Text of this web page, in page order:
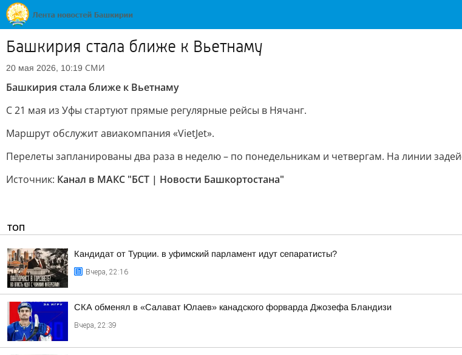
Башкирия стала ближе к Вьетнаму
20 мая 2026, 10:19 СМИ
Башкирия стала ближе к Вьетнаму
С 21 мая из Уфы стартуют прямые регулярные рейсы в Нячанг.
Маршрут обслужит авиакомпания «VietJet».
Перелеты запланированы два раза в неделю – по понедельникам и четвергам. На линии
Источник: Канал в МАКС "БСТ | Новости Башкортостана"
ТОП
Кандидат от Турции. в уфимский парламент идут сепаратисты?
Вчера, 22:16
СКА обменял в «Салават Юлаев» канадского форварда Джозефа Бландизи
Вчера, 22:39